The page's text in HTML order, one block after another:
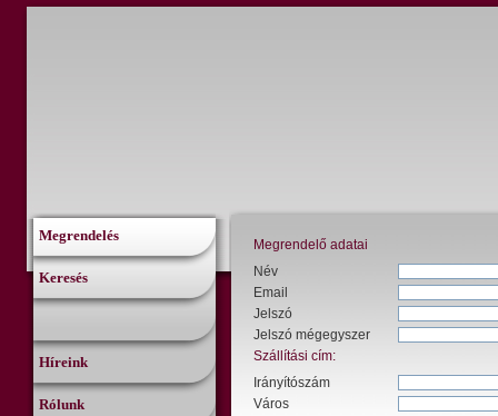
Megrendelés
Keresés
Híreink
Rólunk
Megrendelő adatai
Név
Email
Jelszó
Jelszó mégegyszer
Szállítási cím:
Irányítószám
Város